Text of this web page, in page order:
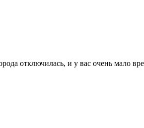
отключилась, и у вас очень мало